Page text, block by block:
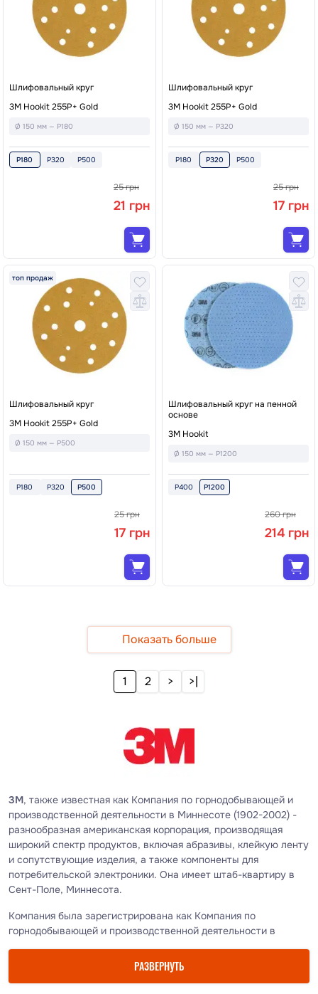
Шлифовальный круг
3M Hookit 255P+ Gold
Ø 150 мм — P180
P180 P320 P500
25 грн
21 грн
Шлифовальный круг
3M Hookit 255P+ Gold
Ø 150 мм — P320
P180 P320 P500
25 грн
17 грн
топ продаж
Шлифовальный круг
3M Hookit 255P+ Gold
Ø 150 мм — P500
P180 P320 P500
25 грн
17 грн
Шлифовальный круг на пенной
основе
3M Hookit
Ø 150 мм — P1200
P400 P1200
260 грн
214 грн
Показать больше
1 2 > >|
3M, также известная как Компания по горнодобывающей и
производственной деятельности в Миннесоте (1902-2002) -
разнообразная американская корпорация, производящая
широкий спектр продуктов, включая абразивы, клейкую ленту
и сопутствующие изделия, а также компоненты для
потребительской электроники. Она имеет штаб-квартиру в
Сент-Поле, Миннесота.
Компания была зарегистрирована как Компания по
горнодобывающей и производственной деятельности в
наждачная бумага. 3M, как она стала привычно известна,
постепенно росла, добавляя водонепроницаемую наждачную
РАЗВЕРНУТЬ